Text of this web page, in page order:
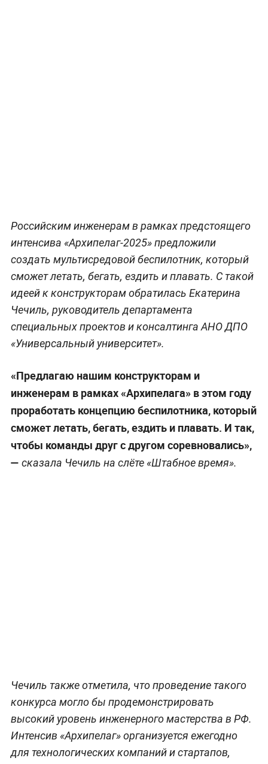
Российским инженерам в рамках предстоящего
интенсива «Архипелаг-2025» предложили
создать мультисредовой беспилотник, который
сможет летать, бегать, ездить и плавать. С такой
идеей к конструкторам обратилась Екатерина
Чечиль, руководитель департамента
специальных проектов и консалтинга АНО ДПО
«Универсальный университет».
«Предлагаю нашим конструкторам и
инженерам в рамках «Архипелага» в этом году
проработать концепцию беспилотника, который
сможет летать, бегать, ездить и плавать. И так,
чтобы команды друг с другом соревновались»,
— сказала Чечиль на слёте «Штабное время».
Чечиль также отметила, что проведение такого
конкурса могло бы продемонстрировать
высокий уровень инженерного мастерства в РФ.
Интенсив «Архипелаг» организуется ежегодно
для технологических компаний и стартапов,